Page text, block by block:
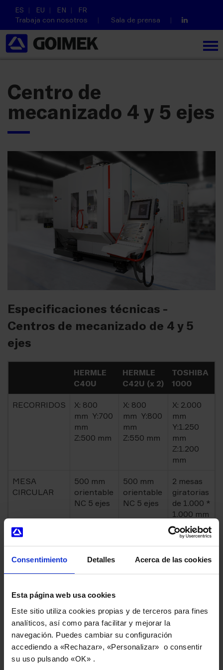
Consentimiento Detalles Acerca de las cookies
Esta página web usa cookies
Este sitio utiliza cookies propias y de terceros para fines
analíticos, así como para facilitar y mejorar la
navegación. Puedes cambiar su configuración
accediendo a «Rechazar», «Personalizar» o consentir
su uso pulsando «OK» .
ES EU EN
FR
Trabaja con nosotros
Sala de prensa
Centro de
mecanizado 4 y 5 ejes
Especificaciones técnicas -
Centros de mecanizado de 4 y 5
ejes
HERMLE
C40U
HERMLE
C42U (x 2)
TOSHIBA
1000
RECORRIDOS
X: 800
mm Y:700
mm
Z:500 mm
X: 800
mm Y:800
mm
Z:550 mm
X: 2.000
mm
Y:1.250
mm
Z:1.200
mm
MESA
CIRCULAR
500 mm
orientable
NC 5 ejes
500 mm
orientable
NC 5 ejes
2 mesas
giratorias
de 1.000 *
1.000 mm
Los campos con * son obligatorios
Nombre*